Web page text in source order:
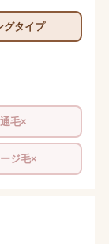
グタイプ
毛×
ジ毛×